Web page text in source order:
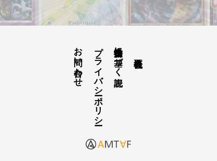
古物営業法に基づく表記
プライバシーポリシー
お問い合わせ